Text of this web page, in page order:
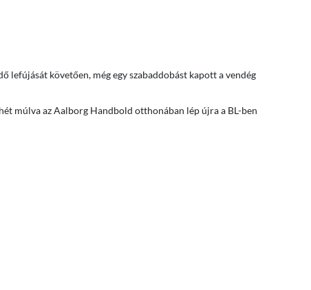
lefújását követően, még egy szabaddobást kapott a vendég
múlva az Aalborg Handbold otthonában lép újra a BL-ben